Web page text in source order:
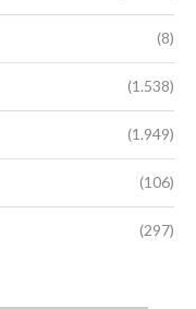
(8)
(1.538)
(1.949)
(106)
(297)